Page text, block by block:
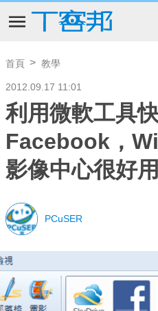
首頁 教學
2012.09.17 11:01
利用微軟工具
Facebook，
影像中心很好用
PCuSER